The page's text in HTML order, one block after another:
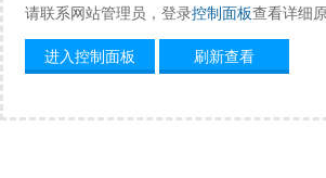
请联系网站管理员，登录控制面板查看详细原
进入控制面板
刷新查看